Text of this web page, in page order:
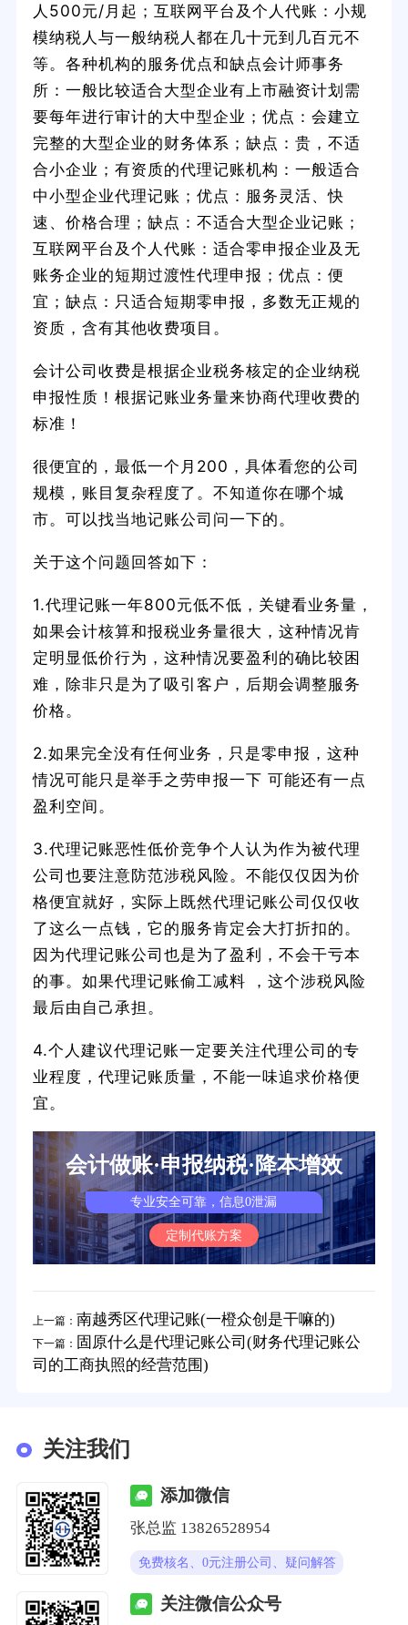
人500元/月起；互联网平台及个人代账：小规
模纳税人与一般纳税人都在几十元到几百元不
等。各种机构的服务优点和缺点会计师事务
所：一般比较适合大型企业有上市融资计划需
要每年进行审计的大中型企业；优点：会建立
完整的大型企业的财务体系；缺点：贵，不适
合小企业；有资质的代理记账机构：一般适合
中小型企业代理记账；优点：服务灵活、快
速、价格合理；缺点：不适合大型企业记账；
互联网平台及个人代账：适合零申报企业及无
账务企业的短期过渡性代理申报；优点：便
宜；缺点：只适合短期零申报，多数无正规的
资质，含有其他收费项目。
会计公司收费是根据企业税务核定的企业纳税
申报性质！根据记账业务量来协商代理收费的
标准！
很便宜的，最低一个月200，具体看您的公司
规模，账目复杂程度了。不知道你在哪个城
市。可以找当地记账公司问一下的。
关于这个问题回答如下：
1.代理记账一年800元低不低，关键看业务量，
如果会计核算和报税业务量很大，这种情况肯
定明显低价行为，这种情况要盈利的确比较困
难，除非只是为了吸引客户，后期会调整服务
价格。
2.如果完全没有任何业务，只是零申报，这种
情况可能只是举手之劳申报一下 可能还有一点
盈利空间。
3.代理记账恶性低价竞争个人认为作为被代理
公司也要注意防范涉税风险。不能仅仅因为价
格便宜就好，实际上既然代理记账公司仅仅收
了这么一点钱，它的服务肯定会大打折扣的。
因为代理记账公司也是为了盈利，不会干亏本
的事。如果代理记账偷工减料 ，这个涉税风险
最后由自己承担。
4.个人建议代理记账一定要关注代理公司的专
业程度，代理记账质量，不能一味追求价格便
宜。
会计做账·申报纳税·降本增效
专业安全可靠，信息0泄漏
定制代账方案
上一篇： 南越秀区代理记账(一橙众创是干嘛的)
下一篇： 固原什么是代理记账公司(财务代理记账公
司的工商执照的经营范围)
关注我们
添加微信
张总监 13826528954
免费核名、0元注册公司、疑问解答
关注微信公众号